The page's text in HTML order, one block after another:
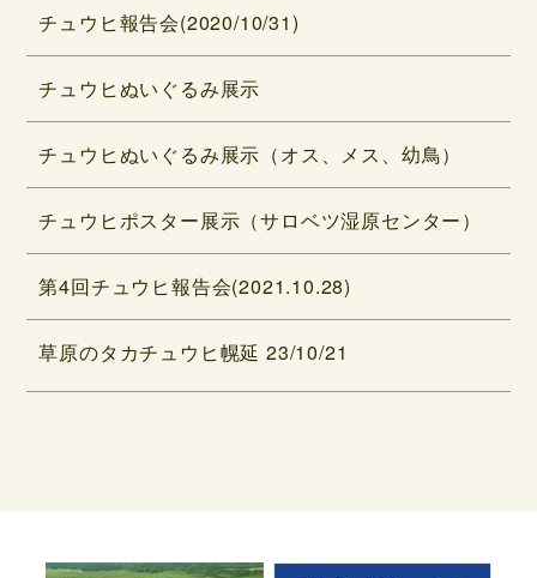
チュウヒ報告会(2020/10/31)
チュウヒぬいぐるみ展示
チュウヒぬいぐるみ展示（オス、メス、幼鳥）
チュウヒポスター展示（サロベツ湿原センター）
第4回チュウヒ報告会(2021.10.28)
草原のタカチュウヒ幌延 23/10/21